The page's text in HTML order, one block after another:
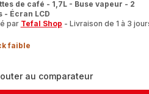
au comparateurEssential
EA815070
de café - 1,7L - Buse vapeur - 2
- Écran LCD
par Tefal Shop - Livraison de 1 à 3
faible